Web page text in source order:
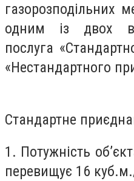
газорозподільних
одним із двох
послуга
«Нестандартного
Стандартне
1. Потужність
перевищує 16